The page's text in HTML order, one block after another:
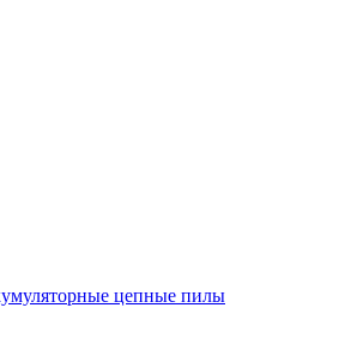
цепные пилы